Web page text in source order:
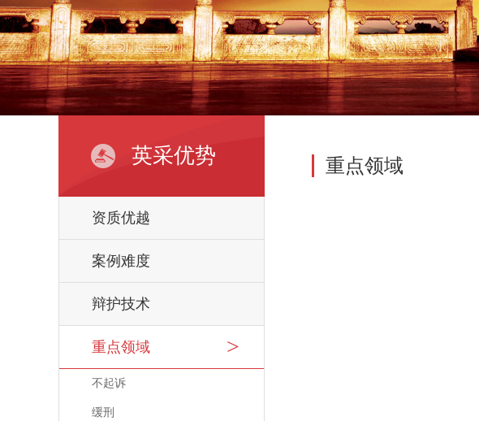
英采优势
资质优越
案例难度
辩护技术
重点领域
不起诉
缓刑
重点领域